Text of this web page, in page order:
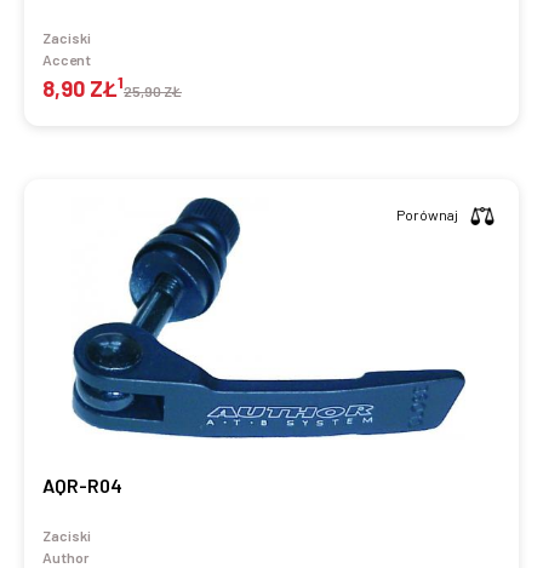
Zaciski
Accent
8,90 ZŁ125,90 ZŁ
AQR-R04
Zaciski
Author
Porównaj